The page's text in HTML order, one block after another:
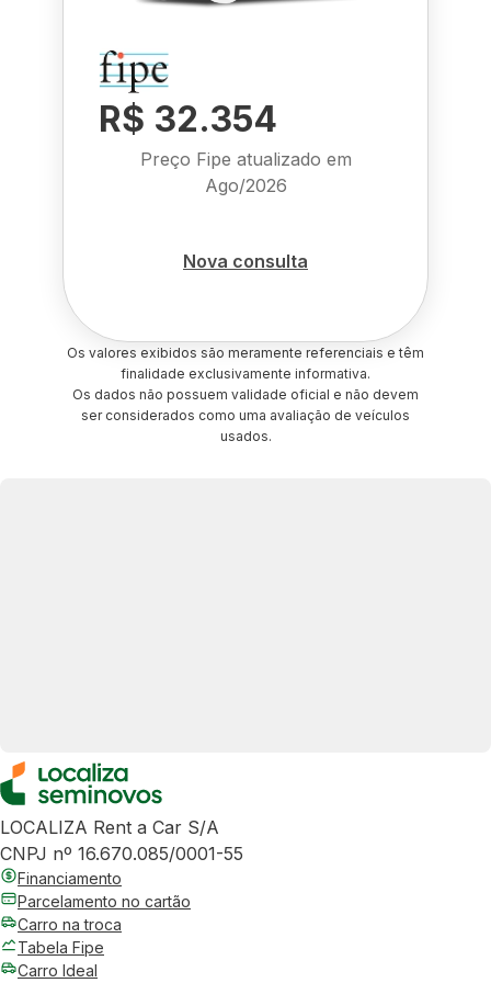
R$ 32.354
Preço Fipe atualizado em
Ago/2026
Nova consulta
Os valores exibidos são meramente referenciais e têm
finalidade exclusivamente informativa.
Os dados não possuem validade oficial e não devem
ser considerados como uma avaliação de veículos
usados.
LOCALIZA Rent a Car S/A
CNPJ nº 16.670.085/0001-55
Financiamento
Parcelamento no cartão
Carro na troca
Tabela Fipe
Carro Ideal